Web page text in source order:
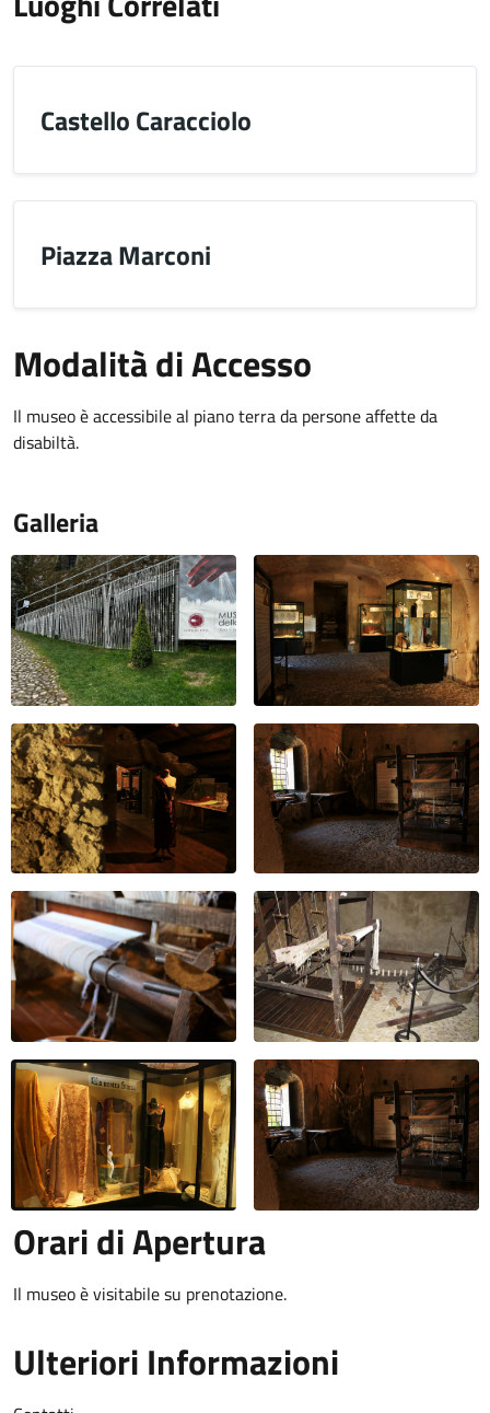
Castello Caracciolo
Piazza Marconi
Modalità di Accesso
Il museo è accessibile al piano terra da persone affette da
disabiltà.
Galleria
Orari di Apertura
Il museo è visitabile su prenotazione.
Ulteriori Informazioni